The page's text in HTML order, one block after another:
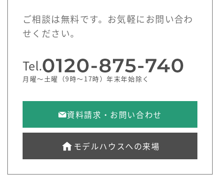
ご相談は無料です。お気軽にお問い合わ
せください。
Tel.
月曜～土曜（9時～17時）年末年始除く
資料請求・お問い合わせ
モデルハウスへの来場